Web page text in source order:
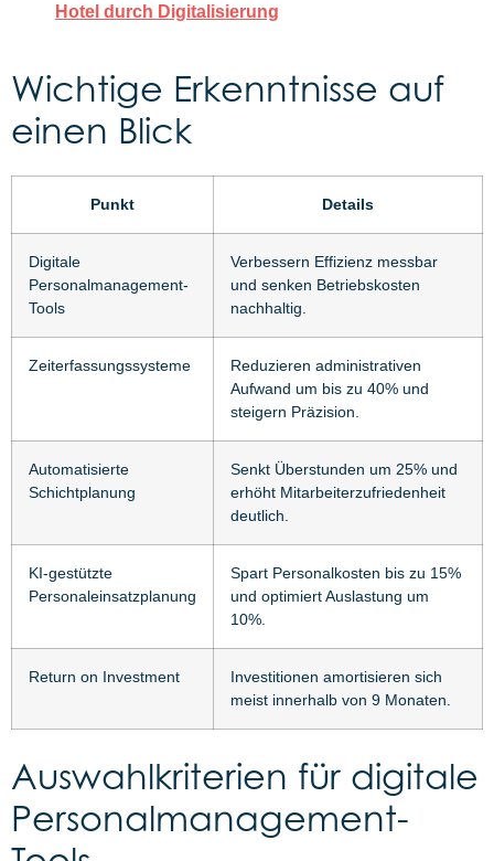
Hotel durch Digitalisierung
Wichtige Erkenntnisse auf
einen Blick
Punkt Details
Digitale
Personalmanagement-
Tools
Verbessern Effizienz messbar
und senken Betriebskosten
nachhaltig.
Zeiterfassungssysteme
Reduzieren administrativen
Aufwand um bis zu 40% und
steigern Präzision.
Automatisierte
Schichtplanung
Senkt Überstunden um 25% und
erhöht Mitarbeiterzufriedenheit
deutlich.
KI-gestützte
Personaleinsatzplanung
Spart Personalkosten bis zu 15%
und optimiert Auslastung um
10%.
Return on Investment
Investitionen amortisieren sich
meist innerhalb von 9 Monaten.
Auswahlkriterien für digitale
Personalmanagement-